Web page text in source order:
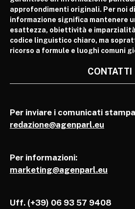
approfondimenti originali. Per noi
informazione significa mantenere
esattezza, obiettività e
codice linguistico chiaro, ma
ricorso a formule e luoghi comuni
CONTATTI
Per inviare i comunicati
redazione@agenparl.eu
Per informazioni:
marketing@agenparl.eu
Uff. (+39) 06 93 57 9408